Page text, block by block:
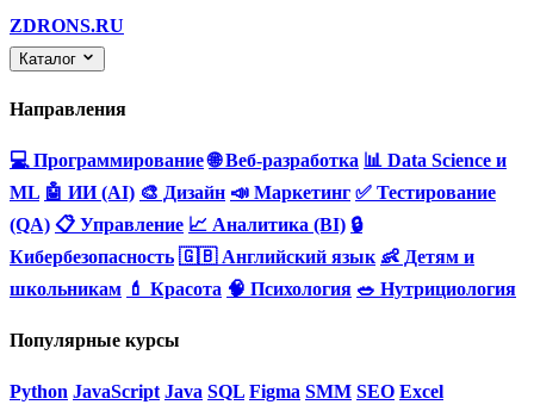
ZDRONS.RU
Каталог
Направления
💻 Программирование 🌐 Веб-разработка 📊 Data Science и
ML 🤖 ИИ (AI) 🎨 Дизайн 📣 Маркетинг ✅ Тестирование
(QA) 📋 Управление 📈 Аналитика (BI) 🔒
Кибербезопасность 🇬🇧 Английский язык 👶 Детям и
школьникам 💄 Красота 🧠 Психология 🥗 Нутрициология
Популярные курсы
Python JavaScript Java SQL Figma SMM SEO Excel